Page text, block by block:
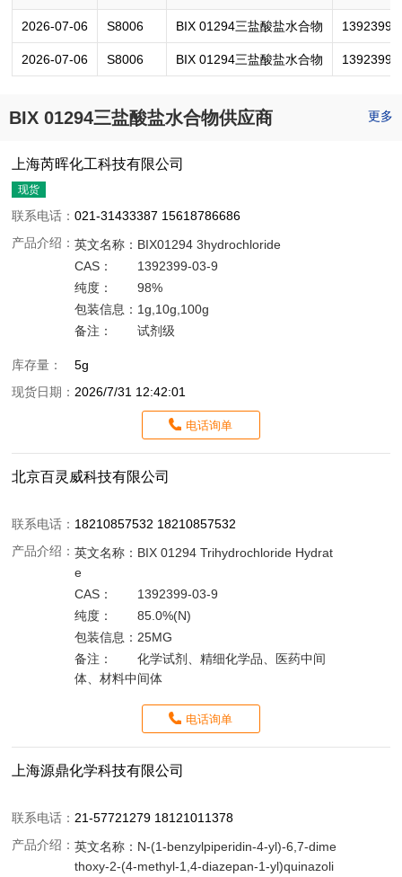
2026-07-06 S8006 BIX 01294三盐酸盐水合物 1392399-
2026-07-06 S8006 BIX 01294三盐酸盐水合物 1392399-
BIX 01294三盐酸盐水合物供应商 更多
上海芮晖化工科技有限公司
现货
联系电话：021-31433387 15618786686
产品介绍：英文名称： BIX01294 3hydrochloride
CAS：
1392399-03-9
纯度：
98%
包装信息： 1g,10g,100g
备注：
试剂级
库存量：
5g
现货日期： 2026/7/31 12:42:01
电话询单
北京百灵威科技有限公司
联系电话： 18210857532 18210857532
产品介绍：英文名称： BIX 01294 Trihydrochloride Hydrat
e
CAS：
1392399-03-9
纯度：
85.0%(N)
包装信息： 25MG
备注：
化学试剂、精细化学品、医药中间
体、材料中间体
电话询单
上海源鼎化学科技有限公司
联系电话： 21-57721279 18121011378
产品介绍：英文名称： N-(1-benzylpiperidin-4-yl)-6,7-dime
thoxy-2-(4-methyl-1,4-diazepan-1-yl)quinazoli